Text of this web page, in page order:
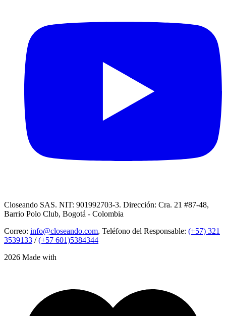
Closeando SAS. NIT: 901992703-3. Dirección: Cra. 21 #87-48,
Barrio Polo Club, Bogotá - Colombia
Correo: info@closeando.com, Teléfono del Responsable: (+57) 321
3539133 /(+57 601)5384344
2026 Made with